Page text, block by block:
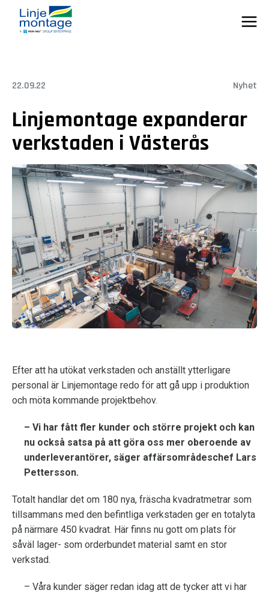
content
22.09.22 Nyhet
Linjemontage expanderar
verkstaden i Västerås
Efter att ha utökat verkstaden och anställt ytterligare
personal är Linjemontage redo för att gå upp i produktion
och möta kommande projektbehov.
– Vi har fått fler kunder och större projekt och kan
nu också satsa på att göra oss mer oberoende av
underleverantörer, säger affärsområdeschef Lars
Pettersson.
Totalt handlar det om 180 nya, fräscha kvadratmetrar som
tillsammans med den befintliga verkstaden ger en totalyta
på närmare 450 kvadrat. Här finns nu gott om plats för
såväl lager- som orderbundet material samt en stor
verkstad.
– Våra kunder säger redan idag att de tycker att vi har